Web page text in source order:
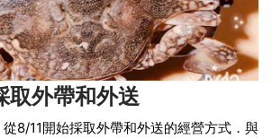
取外帶和外送
8/11開始採取外帶和外送的經營方式．與